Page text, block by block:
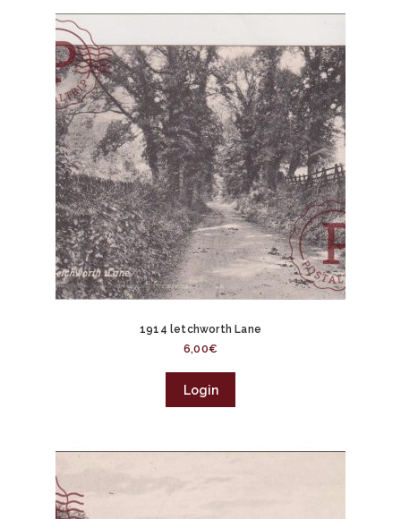
1914 letchworth Lane
6,00€
Login